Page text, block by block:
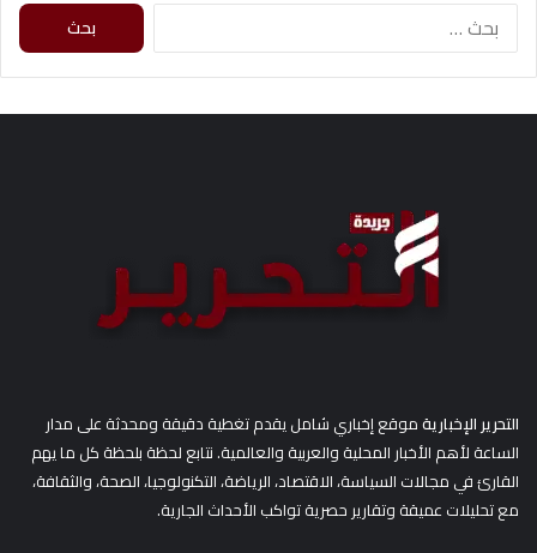
ث
التحرير الإخباريةموقع إخباري شامل يقدم تغطية دقيقة ومحدثة على مدار
الساعة لأهم الأخبار المحلية والعربية والعالمية. نتابع لحظة بلحظة كل ما يهم
القارئ في مجالات السياسة، الاقتصاد، الرياضة، التكنولوجيا، الصحة، والثقافة،
مع تحليلات عميقة وتقارير حصرية تواكب الأحداث الجارية.